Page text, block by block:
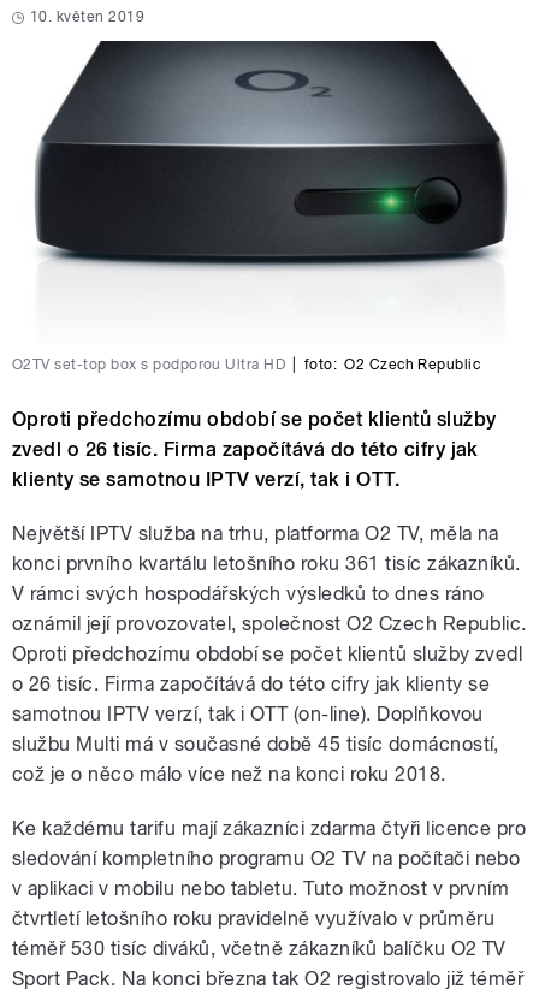
10. květen 2019
O2TV set-top box s podporou Ultra HD foto: O2 Czech Republic
Oproti předchozímu období se počet klientů služby
zvedl o 26 tisíc. Firma započítává do této cifry jak
klienty se samotnou IPTV verzí, tak i OTT.
Největší IPTV služba na trhu, platforma O2 TV, měla na
konci prvního kvartálu letošního roku 361 tisíc zákazníků.
V rámci svých hospodářských výsledků to dnes ráno
oznámil její provozovatel, společnost O2 Czech Republic.
Oproti předchozímu období se počet klientů služby zvedl
o 26 tisíc. Firma započítává do této cifry jak klienty se
samotnou IPTV verzí, tak i OTT (on-line). Doplňkovou
službu Multi má v současné době 45 tisíc domácností,
což je o něco málo více než na konci roku 2018.
Ke každému tarifu mají zákazníci zdarma čtyři licence pro
sledování kompletního programu O2 TV na počítači nebo
v aplikaci v mobilu nebo tabletu. Tuto možnost v prvním
čtvrtletí letošního roku pravidelně využívalo v průměru
téměř 530 tisíc diváků, včetně zákazníků balíčku O2 TV
Sport Pack. Na konci března tak O2 registrovalo již téměř